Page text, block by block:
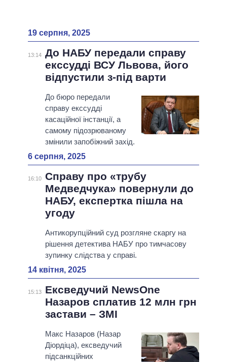
19 серпня, 2025
13:14 До НАБУ передали справу
екссудді ВСУ Львова, його
відпустили з-під варти
До бюро передали
справу екссудді
касаційної інстанції, а
самому підозрюваному
змінили запобіжний захід.
6 серпня, 2025
16:10 Справу про «трубу
Медведчука» повернули до
НАБУ, експертка пішла на
угоду
Антикорупційний суд розгляне скаргу на
рішення детектива НАБУ про тимчасову
зупинку слідства у справі.
14 квітня, 2025
15:13
Ексведучий NewsOne
Назаров сплатив 12 млн грн
застави – ЗМІ
Макс Назаров (Назар
Діордіца), ексведучий
підсанкційних